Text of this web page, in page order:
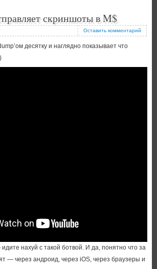
скриншоты в M$
Оставить комментарий
десятку и наглядно показывает что
нахуй с такой ботвой. И да, понятно что за
— через андроид, через iOS, через браузеры и